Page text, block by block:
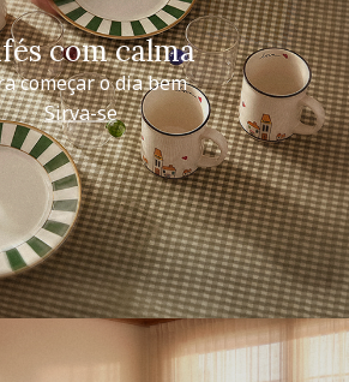
com calma
começar o dia bem
Sirva-se